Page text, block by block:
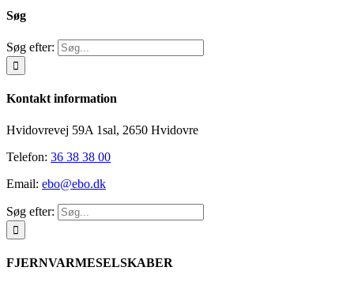
Søg
Søg efter:
Kontakt information
Hvidovrevej 59A 1sal, 2650 Hvidovre
Telefon: 36 38 38 00
Email: ebo@ebo.dk
Søg efter:
FJERNVARMESELSKABER